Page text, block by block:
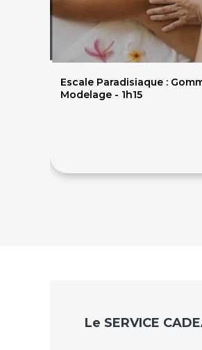
Escale Paradisiaque :
Modelage - 1h15
Le SERVICE